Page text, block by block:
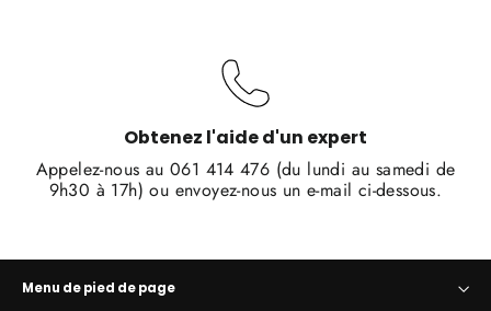
Obtenez l'aide d'un expert
Appelez-nous au 061 414 476 (du lundi au samedi de
9h30 à 17h) ou envoyez-nous un e-mail ci-dessous.
Menu de pied de page